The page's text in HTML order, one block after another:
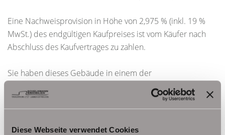
Diese Webseite verwendet Cookies
Eine Nachweisprovision in Höhe von 2,975 % (inkl. 19 %
MwSt.) des endgültigen Kaufpreises ist vom Käufer nach
Abschluss des Kaufvertrages zu zahlen.
Sie haben dieses Gebäude in einem der
Immobilienportale entdeckt? Zusätzliches Bildmaterial
zum Objekt finden Sie auf unserer Website
www.schelkmann.de